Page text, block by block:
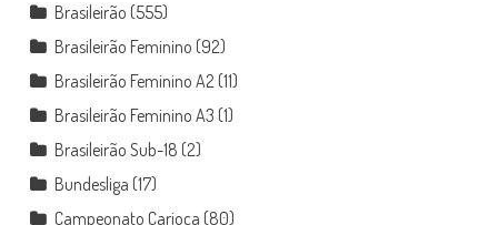
Brasileirão (555)
Brasileirão Feminino (92)
Brasileirão Feminino A2(11)
Brasileirão Feminino A3 (1)
Brasileirão Sub-18 (2)
Bundesliga (17)
Campeonato Carioca (80)